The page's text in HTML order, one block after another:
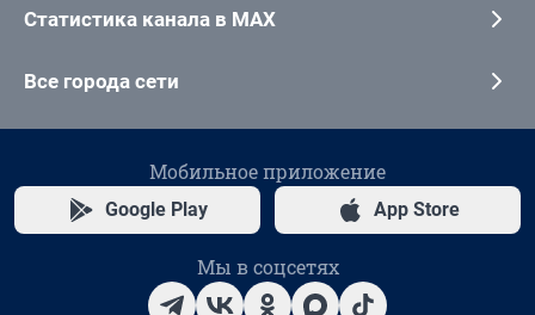
Статистика канала в MAX
Все города сети
Мобильное приложение
Google Play App Store
Мы в соцсетях